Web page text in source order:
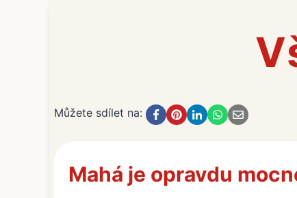
Můžete sdílet na:
Mahá je opravdu